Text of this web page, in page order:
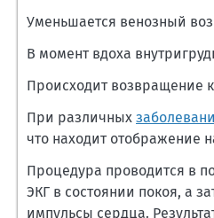
Уменьшается венозный
В момент вдоха
Происходит возвращение
При различных
что находит отображение
Процедура проводится в
ЭКГ в состоянии покоя, а
импульсы сердца.